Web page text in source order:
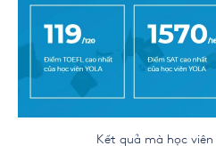
Kết quả mà học